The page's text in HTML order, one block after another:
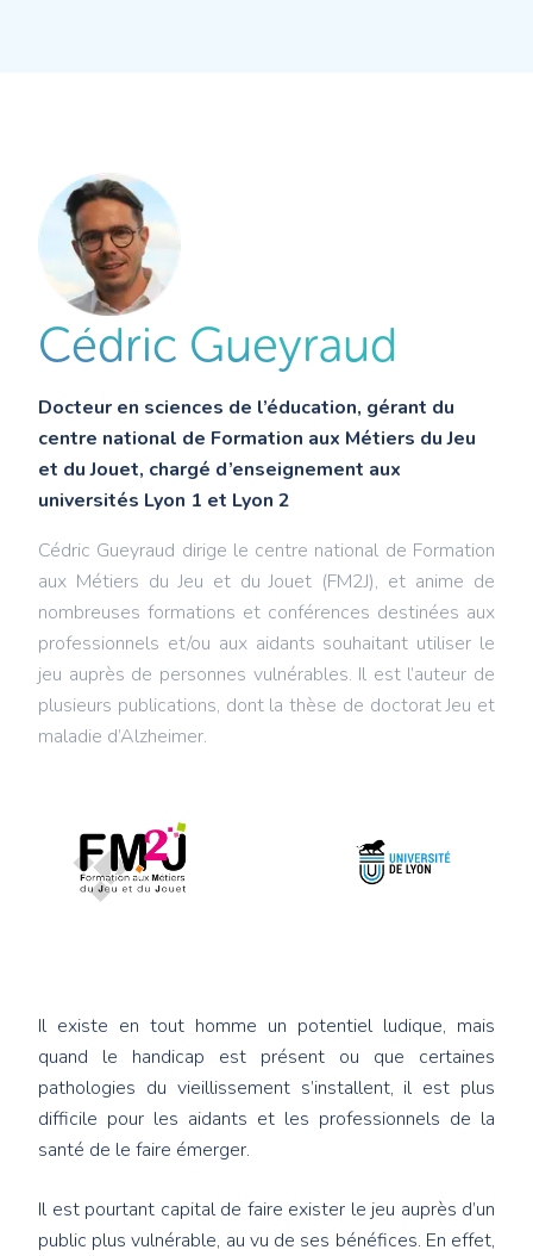
Cédric Gueyraud
Docteur en sciences de l’éducation, gérant du
centre national de Formation aux Métiers du Jeu
et du Jouet, chargé d’enseignement aux
universités Lyon 1 et Lyon 2
Cédric Gueyraud dirige le centre national de Formation
aux Métiers du Jeu et du Jouet (FM2J), et anime de
nombreuses formations et conférences destinées aux
professionnels et/ou aux aidants souhaitant utiliser le
jeu auprès de personnes vulnérables. Il est l’auteur de
plusieurs publications, dont la thèse de doctorat Jeu et
maladie d’Alzheimer.
Il existe en tout homme un potentiel ludique, mais
quand le handicap est présent ou que certaines
pathologies du vieillissement s’installent, il est plus
difficile pour les aidants et les professionnels de la
santé de le faire émerger.
Il est pourtant capital de faire exister le jeu auprès d’un
public plus vulnérable, au vu de ses bénéfices. En effet,